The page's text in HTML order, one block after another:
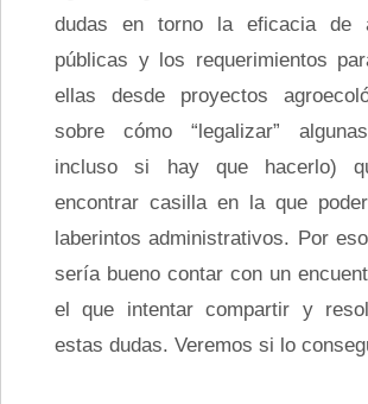
dudas en torno la eficacia de
públicas y los requerimientos
ellas desde proyectos
sobre cómo “legalizar”
incluso si hay que hacerlo)
encontrar casilla en la que
laberintos administrativos. Por
sería bueno contar con un
el que intentar compartir y
estas dudas. Veremos si lo